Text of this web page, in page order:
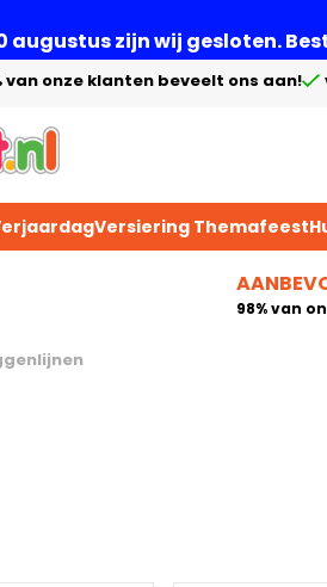
augustus zijn wij gesloten.
van onze klanten beveelt ons aan!
Versiering Themafeest
98% van